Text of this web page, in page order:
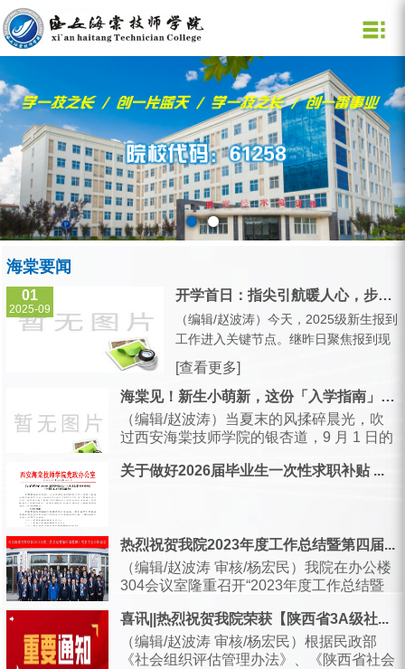
学院概况
学院领导
部门设置
学院标识
招生信息
专业设置
通知公告
海棠要闻
媒体海棠
学院风采
学院视频
党政建设
团员在线
教学新闻
教学公告
学术研究
技能大赛
师资力量
学工动态
学生服务
学生资助
公寓管理
心理健康
就业
创业
校企合作
校长信箱
图 书 馆
规章制度
学院校历
校车时刻表
海棠要闻
01
2025-09
开学首日：指尖引航暖人心，步履丈量迎新路
（编辑/赵波涛）今天，2025级新生报到
工作进入关键节点。继昨日聚焦报到现
场的热闹景象后，今日校园里最动人的
风景，藏在老师们礼貌的指引手势里，
藏在学长学姐志愿者穿梭的脚步中——
他们用“几千次抬手”与“几万步奔波...
[查看更多]
海棠见！新生小萌新，这份「入学指南」请收...
（编辑/赵波涛）当夏末的风揉碎晨光，吹
过西安海棠技师学院的银杏道，9 月 1 日的
璃...
关于做好2026届毕业生一次性求职补贴 ...
热烈祝贺我院2023年度工作总结暨第四届...
（编辑/赵波涛 审核/杨宏民）我院在办公楼
304会议室隆重召开“2023年度工作总结暨
喜讯||热烈祝贺我院荣获【陕西省3A级社...
（编辑/赵波涛 审核/杨宏民）根据民政部
《社会组织评估管理办法》、《陕西省社会